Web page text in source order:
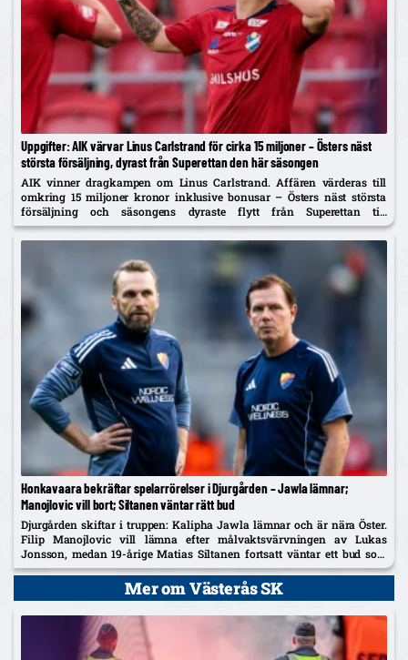
Uppgifter: AIK värvar Linus Carlstrand för cirka 15 miljoner – Östers näst
största försäljning, dyrast från Superettan den här säsongen
AIK vinner dragkampen om Linus Carlstrand. Affären värderas till
omkring 15 miljoner kronor inklusive bonusar – Östers näst största
försäljning och säsongens dyraste flytt från Superettan till
Allsvenskan, enligt Expressen.
Honkavaara bekräftar spelarrörelser i Djurgården – Jawla lämnar;
Manojlovic vill bort; Siltanen väntar rätt bud
Djurgården skiftar i truppen: Kalipha Jawla lämnar och är nära Öster.
Filip Manojlovic vill lämna efter målvaktsvärvningen av Lukas
Jonsson, medan 19-årige Matias Siltanen fortsatt väntar ett bud som
DIF accepterar.
Mer om Västerås SK